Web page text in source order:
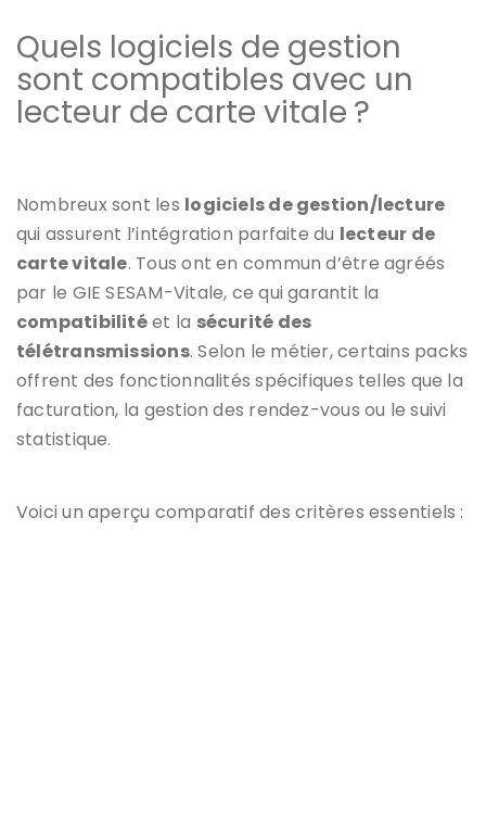
Quels logiciels de gestion
sont compatibles avec un
lecteur de carte vitale ?
Nombreux sont les logiciels de gestion/lecture
qui assurent l’intégration parfaite du lecteur de
carte vitale. Tous ont en commun d’être agréés
par le GIE SESAM-Vitale, ce qui garantit la
compatibilitéet la sécurité des
télétransmissions. Selon le métier, certains packs
offrent des fonctionnalités spécifiques telles que la
facturation, la gestion des rendez-vous ou le suivi
statistique.
Voici un aperçu comparatif des critères essentiels :